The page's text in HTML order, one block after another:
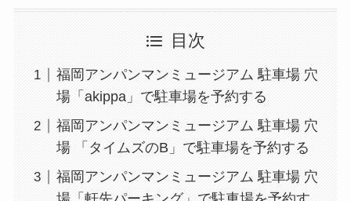
目次
福岡アンパンマンミュージアム 駐車場 穴
場「akippa」で駐車場を予約する
福岡アンパンマンミュージアム 駐車場 穴
場 「タイムズのB」で駐車場を予約する
福岡アンパンマンミュージアム 駐車場 穴